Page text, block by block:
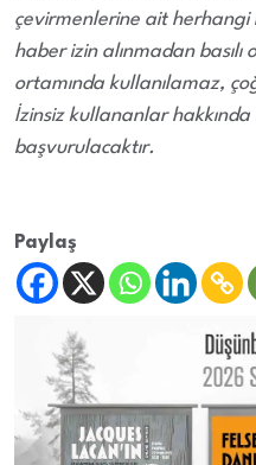
çevirmenlerine ait herhangi
haber izin alınmadan
ortamında kullanılamaz,
İzinsiz kullananlar
başvurulacaktır.
Paylaş